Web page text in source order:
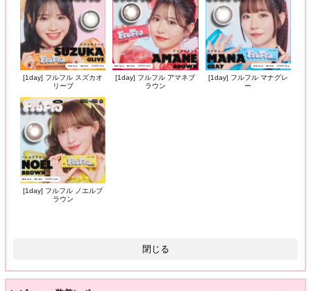
[1day] フルフル スズカオ
リーブ
[1day] フルフル アマネブ
ラウン
[1day] フルフル マナグレ
ー
[1day] フルフル ノエルブ
ラウン
閉じる